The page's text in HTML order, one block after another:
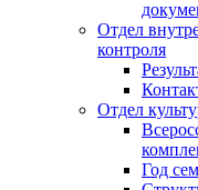
Отдел
контроля
Отдел
Год